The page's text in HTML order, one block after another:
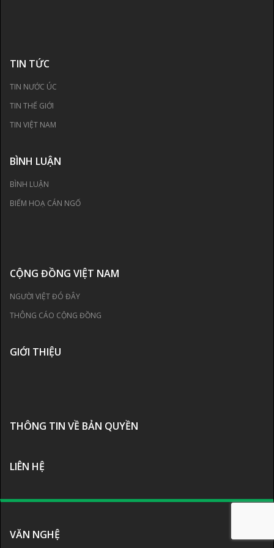
TIN TỨC
TIN NƯỚC ÚC
TIN THẾ GIỚI
TIN VIỆT NAM
BÌNH LUẬN
BÌNH LUẬN
BIẾM HOẠ CÁN NGỐ
CỘNG ĐỒNG VIỆT NAM
NGƯỜI VIỆT ĐÓ ĐÂY
THÔNG CÁO CỘNG ĐỒNG
GIỚI THIỆU
THÔNG TIN VỀ BẢN QUYỀN
LIÊN HỆ
VĂN NGHỆ